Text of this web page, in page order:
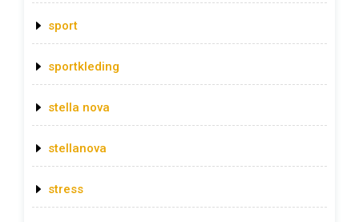
sport
sportkleding
stella nova
stellanova
stress